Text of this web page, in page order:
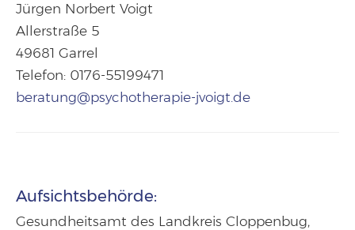
Jürgen Norbert Voigt
Allerstraße 5
49681 Garrel
Telefon: 0176-55199471
beratung@psychotherapie-jvoigt.de
Aufsichtsbehörde:
Gesundheitsamt des Landkreis Cloppenbug,